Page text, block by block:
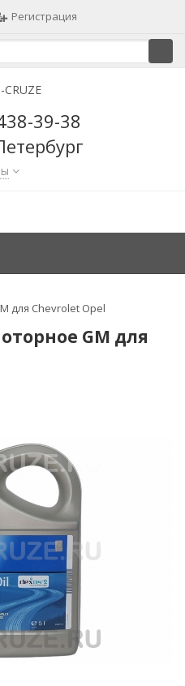
Регистрация
39-38
для Chevrolet Opel
GM для